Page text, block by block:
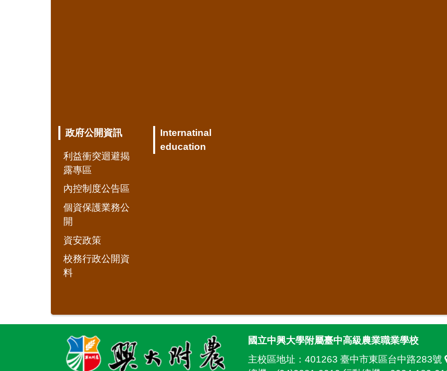
政府公開資訊
利益衝突迴避揭
露專區
內控制度公告區
個資保護業務公
開
資安政策
校務行政公開資
料
Internatinal
education
國立中興大學附屬臺中高級農業職業學校
主校區地址： 401263 臺中市東區台中路283號